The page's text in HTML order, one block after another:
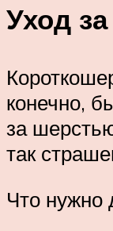
Уход
конечно,
за
так
Что нужно